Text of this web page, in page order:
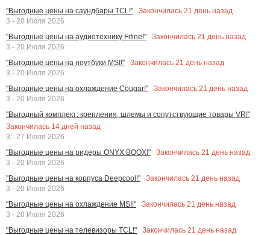
"Выгодные цены на саундбары TCL!"
Закончилась 21 день назад
3 - 20 Июля 2026
"Выгодные цены на аудиотехнику Fifine!"
Закончилась 21 день назад
3 - 20 Июля 2026
"Выгодные цены на ноутбуки MSI!"
Закончилась 21 день назад
3 - 20 Июля 2026
"Выгодные цены на охлаждение Cougar!"
Закончилась 21 день назад
3 - 20 Июля 2026
"Выгодный комплект: крепления, шлемы и сопутствующие товары VR!"
Закончилась 14 дней назад
3 - 27 Июля 2026
"Выгодные цены на ридеры ONYX BOOX!"
Закончилась 21 день назад
3 - 20 Июля 2026
"Выгодные цены на корпуса Deepcool!"
Закончилась 21 день назад
3 - 20 Июля 2026
"Выгодные цены на охлаждение MSI!"
Закончилась 21 день назад
3 - 20 Июля 2026
"Выгодные цены на телевизоры TCL!"
Закончилась 21 день назад